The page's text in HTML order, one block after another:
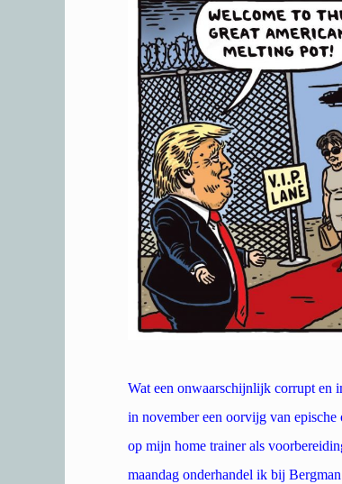
Wat een onwaarschijnlijk corrupt en
in november een oorvijg van
op mijn home trainer als
maandag onderhandel ik bij